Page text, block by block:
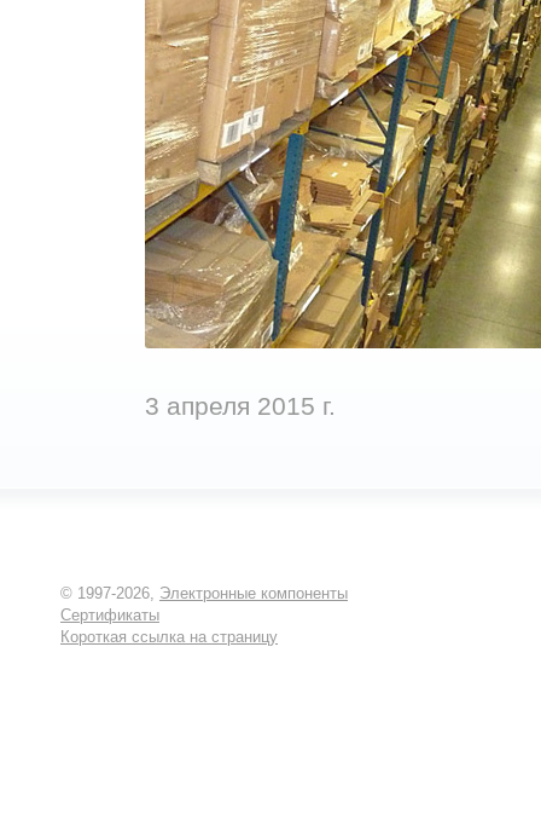
3 апреля 2015 г.
© 1997-2026, Электронные компоненты
Сертификаты
Короткая ссылка на страницу